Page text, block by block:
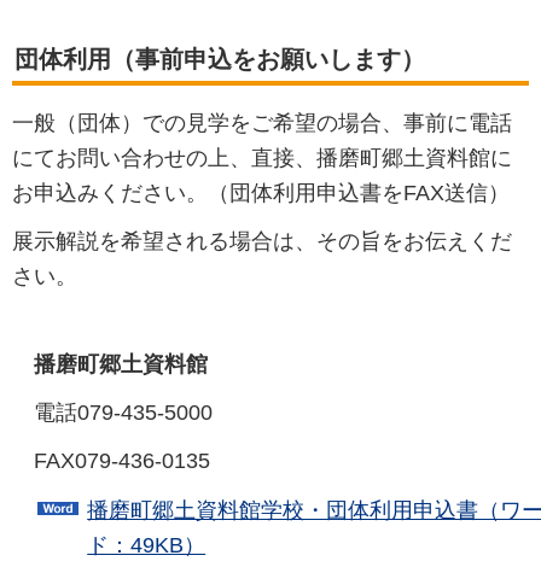
団体利用（事前申込をお願いします）
一般（団体）での見学をご希望の場合、事前に電話
にてお問い合わせの上、直接、播磨町郷土資料館に
お申込みください。（団体利用申込書をFAX送信）
展示解説を希望される場合は、その旨をお伝えくだ
さい。
播磨町郷土資料館
電話079-435-5000
FAX079-436-0135
播磨町郷土資料館学校・団体利用申込書（ワ
ド：49KB）